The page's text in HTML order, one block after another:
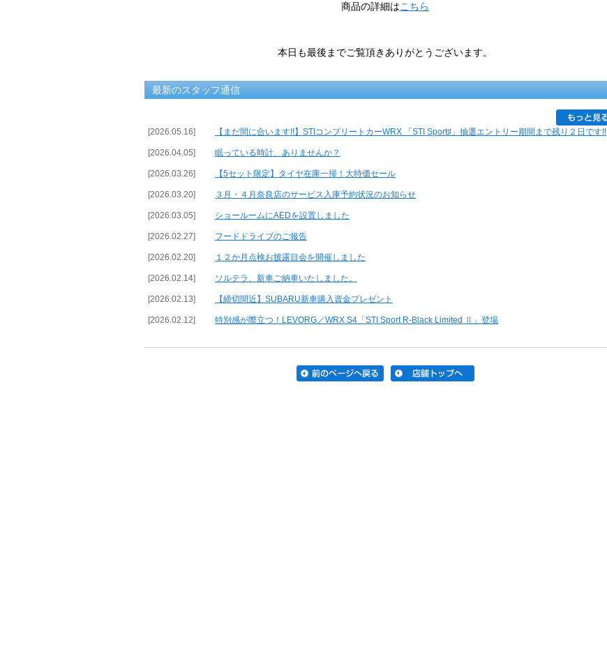
商品の詳細はこちら
本日も最後までご覧頂きありがとうございます。
最新のスタッフ通信
[2026.05.16] 【まだ間に合います!!】STIコンプリートカーWRX 「STI Sport♯」抽選エントリー期間まで残り２日です!!
[2026.04.05] 眠っている時計、ありませんか？
[2026.03.26] 【5セット限定】タイヤ在庫一掃！大特価セール
[2026.03.20] ３月・４月奈良店のサービス入庫予約状況のお知らせ
[2026.03.05] ショールームにAEDを設置しました
[2026.02.27] フードドライブのご報告
[2026.02.20] １２か月点検お披露目会を開催しました
[2026.02.14] ソルテラ、新車ご納車いたしました。
[2026.02.13] 【締切間近】SUBARU新車購入資金プレゼント
[2026.02.12] 特別感が際立つ！LEVORG／WRX S4「STI Sport R-Black Limited Ⅱ」登場